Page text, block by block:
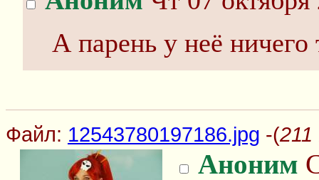
А парень у неё ничего
Файл: 12543780197186.jpg -(211
Аноним